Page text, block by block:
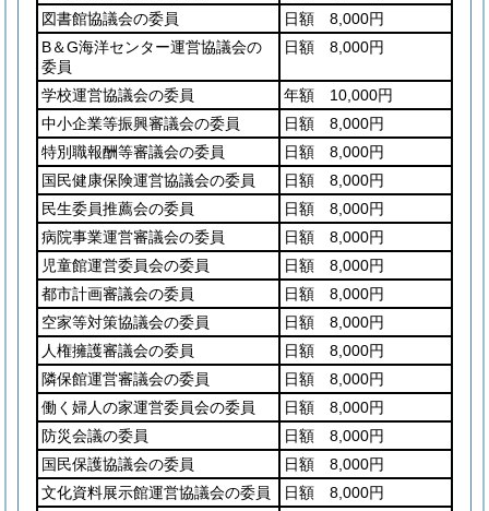
図書館協議会の委員
日額 8,000円
B＆G海洋センター運営協議会の
委員
日額 8,000円
学校運営協議会の委員
年額 10,000円
中小企業等振興審議会の委員
日額 8,000円
特別職報酬等審議会の委員
日額 8,000円
国民健康保険運営協議会の委員
日額 8,000円
民生委員推薦会の委員
日額 8,000円
病院事業運営審議会の委員
日額 8,000円
児童館運営委員会の委員
日額 8,000円
都市計画審議会の委員
日額 8,000円
空家等対策協議会の委員
日額 8,000円
人権擁護審議会の委員
日額 8,000円
隣保館運営審議会の委員
日額 8,000円
働く婦人の家運営委員会の委員
日額 8,000円
防災会議の委員
日額 8,000円
国民保護協議会の委員
日額 8,000円
文化資料展示館運営協議会の委員
日額 8,000円